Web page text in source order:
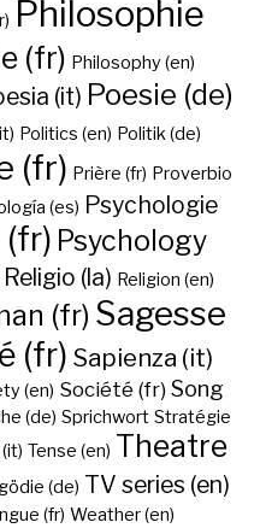
Philosophie
(fr) Philosophy (en)
(it) Poesie (de)
Politics (en) Politik (de)
(fr) Prière (fr) Proverbio
(es) Psychologie
(fr) Psychology
Religio (la) Religion (en)
(fr) Sagesse
(fr) Sapienza (it)
(en) Société (fr) Song
(de) Sprichwort Stratégie
Tense (en) Theatre
(de) TV series (en)
(fr) Weather (en)